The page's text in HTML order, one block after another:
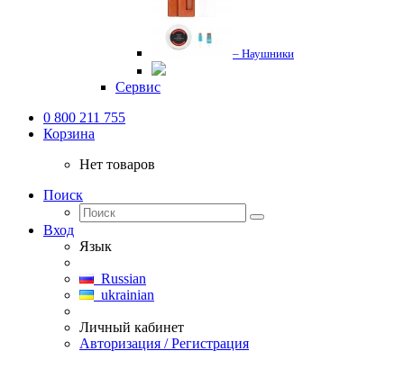
– Наушники
Сервис
0 800 211 755
Корзина
Нет товаров
Поиск
Вход
Язык
Russian
ukrainian
Личный кабинет
Авторизация / Регистрация